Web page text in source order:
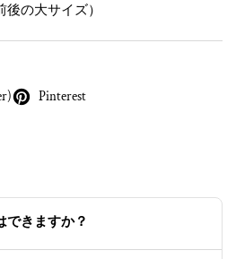
後の大サイズ）
Pinterest
できますか？